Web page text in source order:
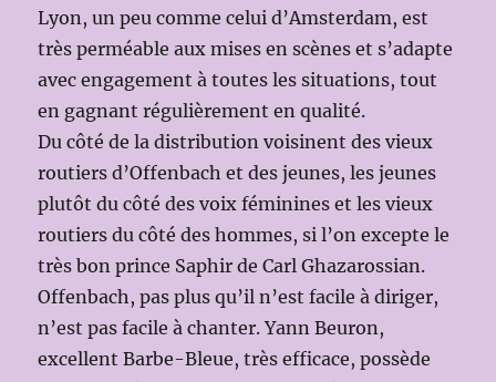
Lyon, un peu comme celui d’Amsterdam, est
très perméable aux mises en scènes et s’adapte
avec engagement à toutes les situations, tout
en gagnant régulièrement en qualité.
Du côté de la distribution voisinent des vieux
routiers d’Offenbach et des jeunes, les jeunes
plutôt du côté des voix féminines et les vieux
routiers du côté des hommes, si l’on excepte le
très bon prince Saphir de Carl Ghazarossian.
Offenbach, pas plus qu’il n’est facile à diriger,
n’est pas facile à chanter. Yann Beuron,
excellent Barbe-Bleue, très efficace, possède